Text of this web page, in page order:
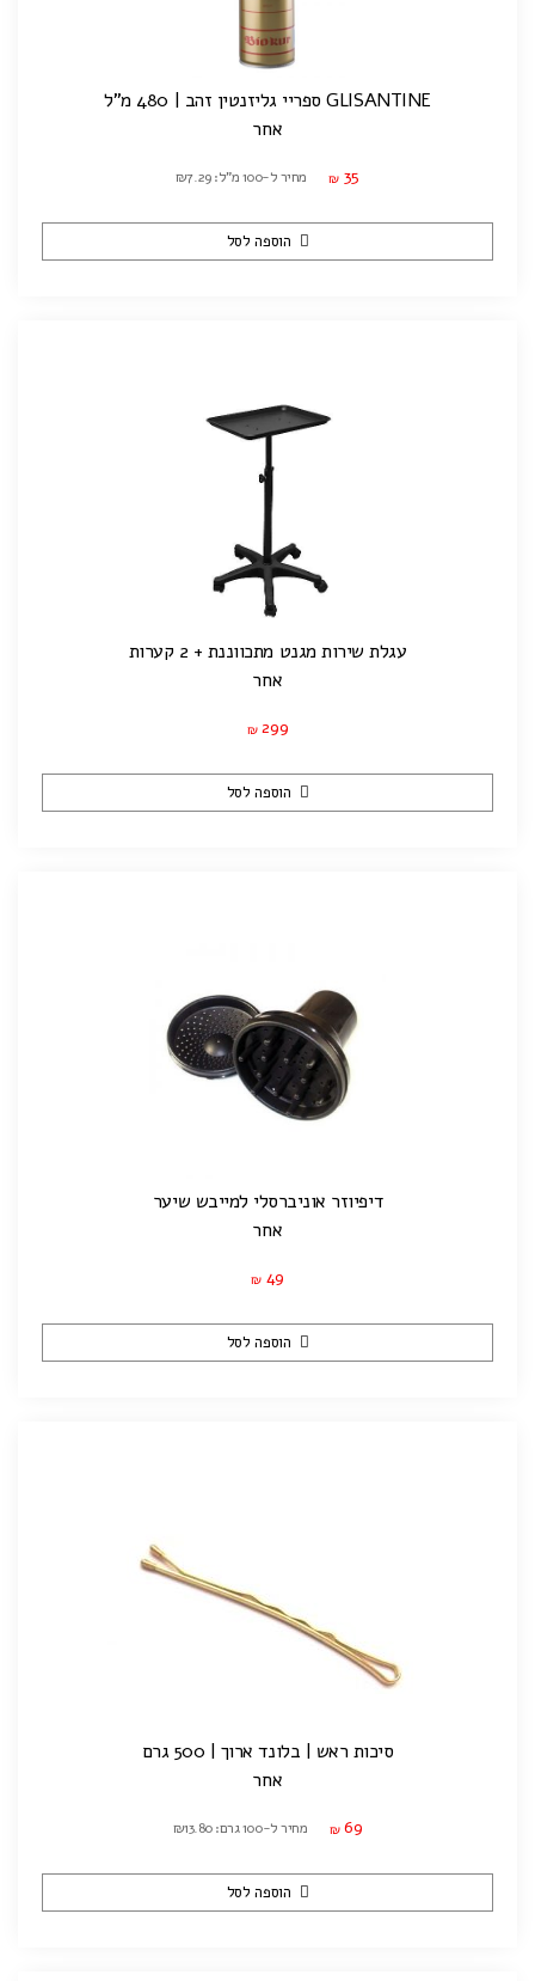
GLISANTINE ספריי גליזנטין זהב | 480 מ"ל
אחר
₪ 35 מחיר ל-100 מ"ל: ₪7.29
הוספה לסל
עגלת שירות מגנט מתכווננת + 2 קערות
אחר
₪ 299
הוספה לסל
דיפיוזר אוניברסלי למייבש שיער
אחר
₪ 49
הוספה לסל
סיכות ראש | בלונד ארוך | 500 גרם
אחר
₪ 69 מחיר ל-100 גרם: ₪13.80
הוספה לסל